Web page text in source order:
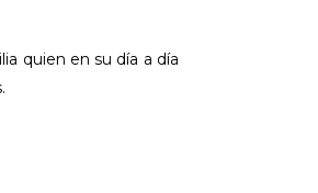
quien en su día a día